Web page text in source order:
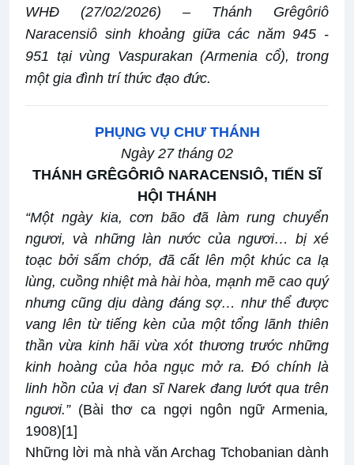
WHĐ (27/02/2026) – Thánh Grêgôriô
Naracensiô sinh khoảng giữa các năm 945 -
951 tại vùng Vaspurakan (Armenia cổ), trong
một gia đình trí thức đạo đức.
PHỤNG VỤ CHƯ THÁNH
Ngày 27 tháng 02
THÁNH GRÊGÔRIÔ NARACENSIÔ, TIẾN SĨ
HỘI THÁNH
“Một ngày kia, cơn bão đã làm rung chuyển
ngươi, và những làn nước của ngươi… bị xé
toạc bởi sấm chớp, đã cất lên một khúc ca lạ
lùng, cuồng nhiệt mà hài hòa, mạnh mẽ cao quý
nhưng cũng dịu dàng đáng sợ… như thể được
vang lên từ tiếng kèn của một tổng lãnh thiên
thần vừa kinh hãi vừa xót thương trước những
kinh hoàng của hỏa ngục mở ra. Đó chính là
linh hồn của vị đan sĩ Narek đang lướt qua trên
ngươi.” (Bài thơ ca ngợi ngôn ngữ Armenia,
1908)[1]
Những lời mà nhà văn Archag Tchobanian dành